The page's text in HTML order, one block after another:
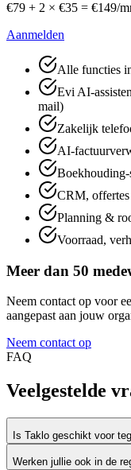
€79 + 2 × €35 = €149/
Aanmelden
Alle functies
Evi AI-
mail)
Zakelijk
AI-
CRM,
Planning &
Voorraad,
Meer dan 50
Neem contact op voor
aangepast aan jouw
Neem contact op
FAQ
Veelgestelde
Is Taklo geschikt voor
Werken jullie ook in de